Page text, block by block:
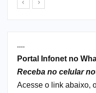
----
Portal Infonet no
Receba no celular
Acesse o link abaixo,